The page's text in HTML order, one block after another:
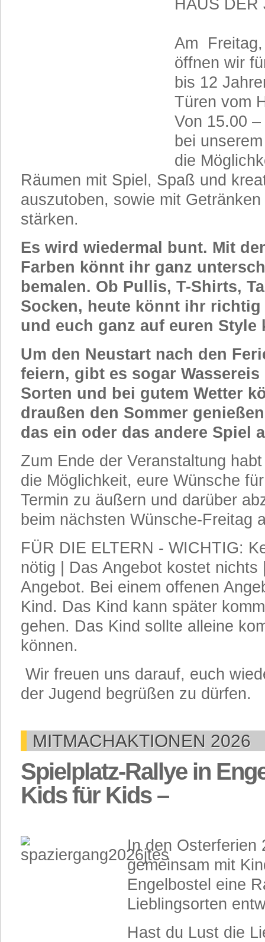
HAUS DER
Am Freitag,
öffnen wir
bis 12
Türen vom
Von 15.00
bei
die
Räumen mit Spiel, Spaß und
auszutoben, sowie mit
stärken.
Es wird wiedermal bunt. Mit
Farben könnt ihr ganz
bemalen. Ob Pullis, T-Shirts,
Socken, heute könnt ihr
und euch ganz auf euren Style
Um den Neustart nach den
feiern, gibt es sogar
Sorten und bei gutem Wetter
draußen den Sommer
das ein oder das andere Spiel
Zum Ende der Veranstaltung
die Möglichkeit, eure Wünsche
Termin zu äußern und darüber
beim nächsten Wünsche-Freitag
FÜR DIE ELTERN - WICHTIG:
nötig | Das Angebot kostet
Angebot. Bei einem offenen
Kind. Das Kind kann später
gehen. Das Kind sollte alleine
können.
Wir freuen uns darauf, euch
der Jugend begrüßen zu dürfen.
MITMACHAKTIONEN 2026
Spielplatz-Rallye in
Kids für Kids –
In den Osterferien
gemeinsam mit
Engelbostel eine
Lieblingsorten
Hast du Lust die